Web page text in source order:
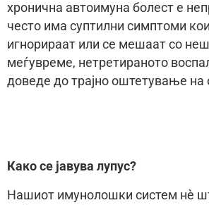
хронична автоимуна болест е
често има суптилни симптоми
игнорираат или се мешаат со
меѓувреме, нетретираното
доведе до трајно оштетување на
Како се јавува лупус?
Нашиот имунолошки систем нè